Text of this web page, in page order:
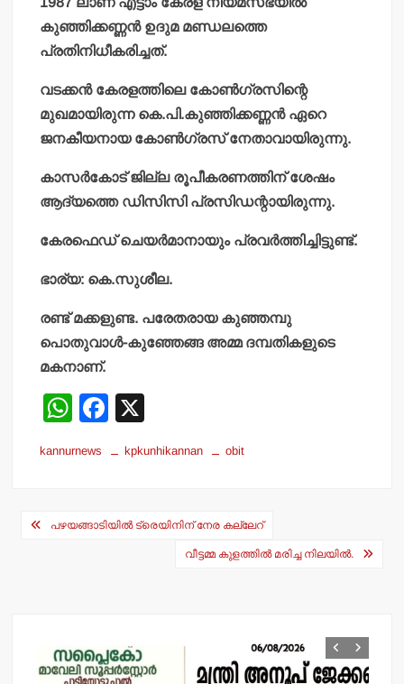
കുഞ്ഞിക്കണ്ണന്‍ ഉദുമ മണ്ഡലത്തെ
പ്രതിനിധീകരിച്ചത്.
വടക്കന്‍ കേരളത്തിലെ കോണ്‍ഗ്രസിന്റെ
മുഖമായിരുന്ന കെ.പി.കുഞ്ഞിക്കണ്ണന്‍ ഏറെ
ജനകീയനായ കോണ്‍ഗ്രസ് നേതാവായിരുന്നു.
കാസര്‍കോട് ജില്ല രൂപീകരണത്തിന് ശേഷം
ആദ്യത്തെ ഡിസിസി പ്രസിഡന്റായിരുന്നു.
കേരഫെഡ് ചെയര്‍മാനായും പ്രവര്‍ത്തിച്ചിട്ടുണ്ട്.
ഭാര്യ: കെ.സുശീല.
രണ്ട് മക്കളുണ്ട. പരേതരായ കുഞ്ഞമ്പു
പൊതുവാള്‍-കുഞ്ഞേങ്ങ അമ്മ ദമ്പതികളുടെ
മകനാണ്.
W
at
A
F
c
b
kannurnews kpkunhikannan obit
Postപഴയങ്ങാടിയില്‍ ട്രെയിനിന് നേര കല്ലേറ്
വീട്ടമ്മ കുളത്തില്‍ മരിച്ച നിലയില്‍.